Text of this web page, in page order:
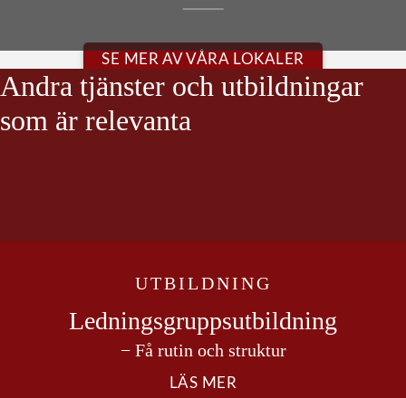
SE MER AV VÅRA LOKALER
Andra tjänster och utbildningar
som är relevanta
UTBILDNING
Ledningsgrupps­utbildning
− Få rutin och struktur
LÄS MER